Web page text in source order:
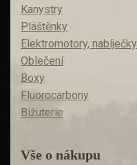
Kanystry
Pláštěnky
Elektromotory, nabíječky
Oblečení
Boxy
Fluorocarbony
Bižuterie
Vše o nákupu